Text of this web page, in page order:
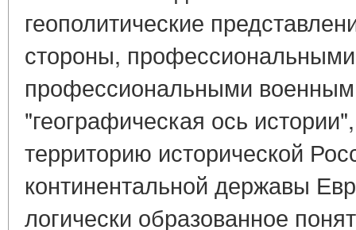
геополитические
стороны,
профессиональными
"географическая ось
территорию исторической
континентальной державы
логически образованное